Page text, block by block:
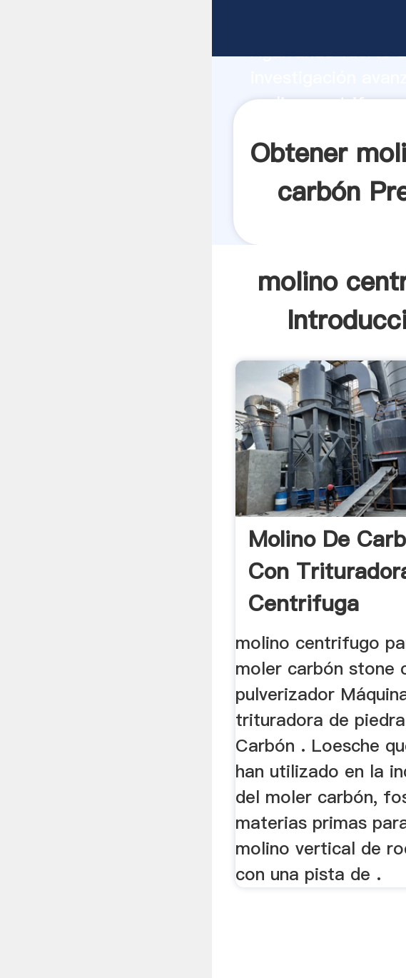
Agarrando fuerte
molino centrifugo
Obtener
carbón
molino
Molino De
Con
Centrifuga
molino centrifugo
moler carbón stone
pulverizador
trituradora de
Carbón . Loesche
han utilizado en la
del moler carbón,
materias primas
molino vertical de
con una pista de .